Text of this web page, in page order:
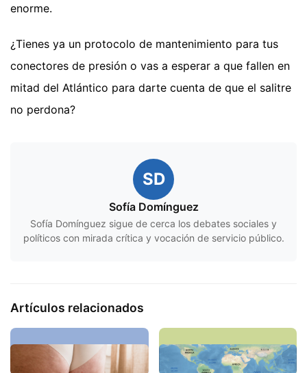
enorme.
¿Tienes ya un protocolo de mantenimiento para tus
conectores de presión o vas a esperar a que fallen en
mitad del Atlántico para darte cuenta de que el salitre
no perdona?
SD
Sofía Domínguez
Sofía Domínguez sigue de cerca los debates sociales y
políticos con mirada crítica y vocación de servicio público.
Artículos relacionados